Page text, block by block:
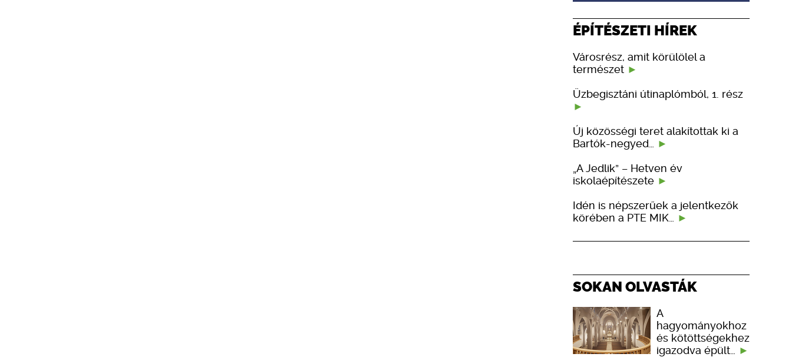
ÉPÍTÉSZETI HÍREK
Városrész, amit körülölel a
természet
Üzbegisztáni útinaplómból, 1. rész
Új közösségi teret alakítottak ki a
Bartók-negyed…
„A Jedlik” – Hetven év
iskolaépítészete
Idén is népszerűek a jelentkezők
körében a PTE MIK…
SOKAN OLVASTÁK
A
hagyományokhoz
és kötöttségekhez
igazodva épült…